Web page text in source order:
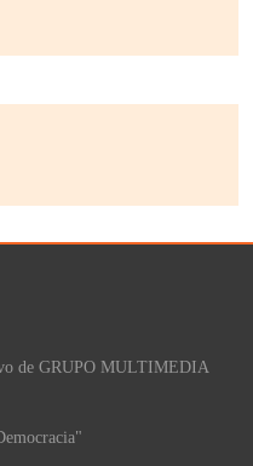
de GRUPO MULTIMEDIA